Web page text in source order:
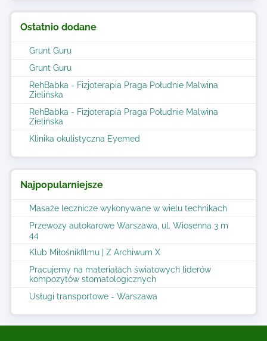
Ostatnio dodane
Grunt Guru
Grunt Guru
RehBabka - Fizjoterapia Praga Południe Malwina
Zielińska
RehBabka - Fizjoterapia Praga Południe Malwina
Zielińska
Klinika okulistyczna Eyemed
Najpopularniejsze
Masaże lecznicze wykonywane w wielu technikach
Przewozy autokarowe Warszawa, ul. Wiosenna 3 m
44
Klub Miłośnikfilmu | Z Archiwum X
Pracujemy na materiałach światowych liderów
kompozytów stomatologicznych
Usługi transportowe - Warszawa